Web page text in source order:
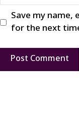
Save my name,
for the next